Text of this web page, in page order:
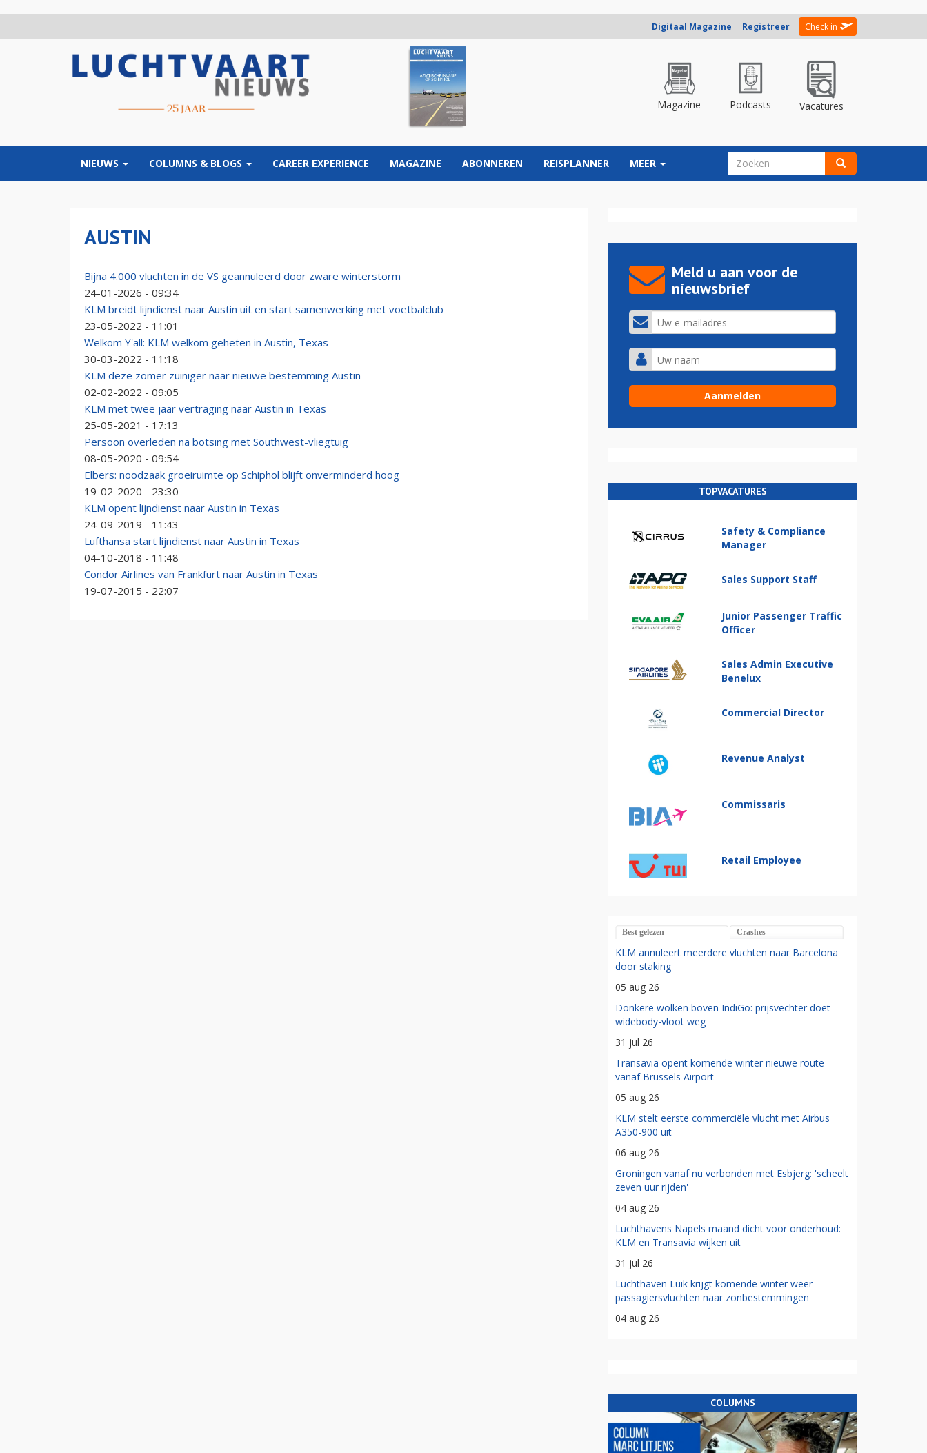
Digitaal Magazine Registreer Check in
Magazine Podcasts Vacatures
NIEUWS COLUMNS & BLOGS CAREER EXPERIENCE MAGAZINE ABONNEREN REISPLANNER MEER ZOEKVELD
AUSTIN
Bijna 4.000 vluchten in de VS geannuleerd door zware winterstorm
24-01-2026 - 09:34
KLM breidt lijndienst naar Austin uit en start samenwerking met voetbalclub
23-05-2022 - 11:01
Welkom Y'all: KLM welkom geheten in Austin, Texas
30-03-2022 - 11:18
KLM deze zomer zuiniger naar nieuwe bestemming Austin
02-02-2022 - 09:05
KLM met twee jaar vertraging naar Austin in Texas
25-05-2021 - 17:13
Persoon overleden na botsing met Southwest-vliegtuig
08-05-2020 - 09:54
Elbers: noodzaak groeiruimte op Schiphol blijft onverminderd hoog
19-02-2020 - 23:30
KLM opent lijndienst naar Austin in Texas
24-09-2019 - 11:43
Lufthansa start lijndienst naar Austin in Texas
04-10-2018 - 11:48
Condor Airlines van Frankfurt naar Austin in Texas
19-07-2015 - 22:07
Meld u aan voor de
nieuwsbrief
TOPVACATURES
Safety & Compliance
Manager
Sales Support Staff
Junior Passenger Traffic
Officer
Sales Admin Executive
Benelux
Commercial Director
Revenue Analyst
Commissaris
Retail Employee
Best gelezen Crashes
KLM annuleert meerdere vluchten naar Barcelona
door staking
05 aug 26
Donkere wolken boven IndiGo: prijsvechter doet
widebody-vloot weg
31 jul 26
Transavia opent komende winter nieuwe route
vanaf Brussels Airport
05 aug 26
KLM stelt eerste commerciële vlucht met Airbus
A350-900 uit
06 aug 26
Groningen vanaf nu verbonden met Esbjerg: 'scheelt
zeven uur rijden'
04 aug 26
Luchthavens Napels maand dicht voor onderhoud:
KLM en Transavia wijken uit
31 jul 26
Luchthaven Luik krijgt komende winter weer
passagiersvluchten naar zonbestemmingen
04 aug 26
COLUMNS